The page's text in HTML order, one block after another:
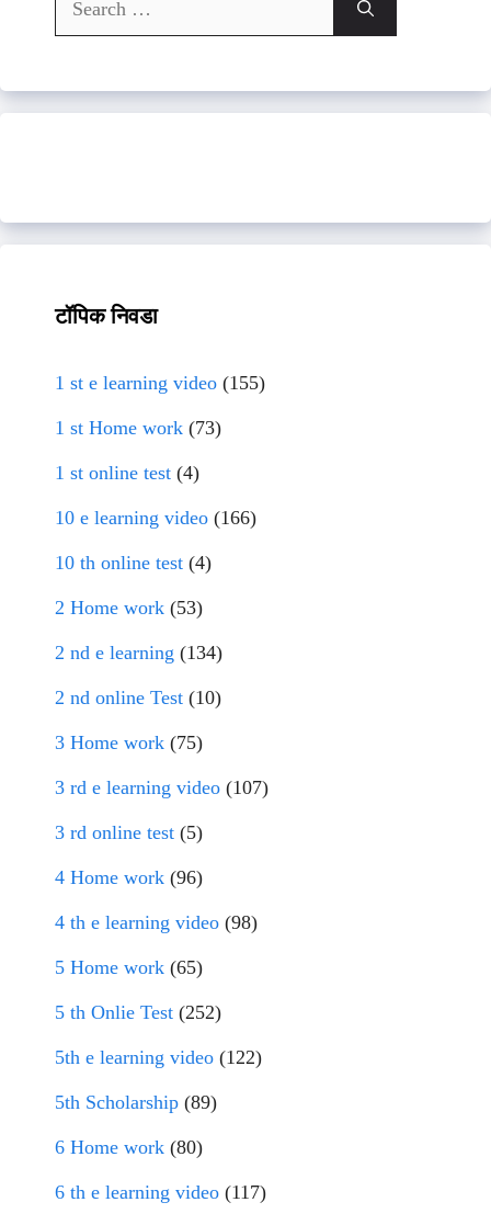
for:
टॉपिक निवडा
1 st e learning video (155)
1 st Home work (73)
1 st online test (4)
10 e learning video (166)
10 th online test (4)
2 Home work (53)
2 nd e learning (134)
2 nd online Test (10)
3 Home work (75)
3 rd e learning video (107)
3 rd online test (5)
4 Home work (96)
4 th e learning video (98)
5 Home work (65)
5 th Onlie Test (252)
5th e learning video (122)
5th Scholarship (89)
6 Home work (80)
6 th e learning video (117)